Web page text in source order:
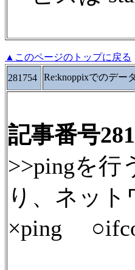
▲このページのトップに戻る
281754
Re:knoppixでのデー
記事番号
>>pingを行
り、ネッ
×ping